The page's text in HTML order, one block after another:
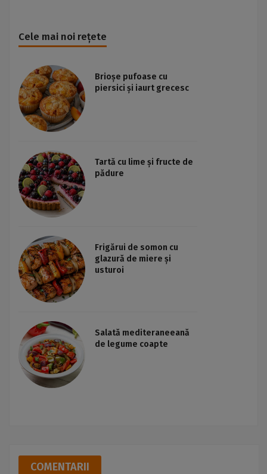
Cele mai noi rețete
Brioșe pufoase cu
piersici și iaurt grecesc
Tartă cu lime și fructe de
pădure
Frigărui de somon cu
glazură de miere și
usturoi
Salată mediteraneeană
de legume coapte
COMENTARII